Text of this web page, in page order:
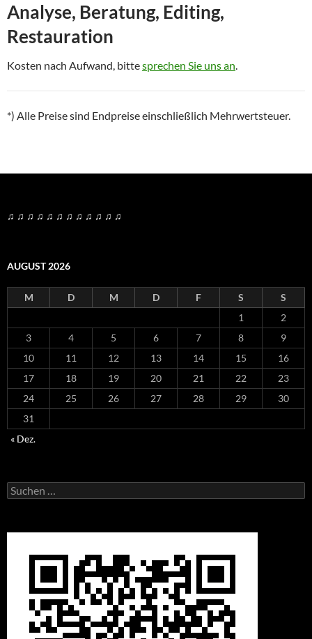
Analyse, Beratung, Editing,
Restauration
Kosten nach Aufwand, bittesprechen Sie uns an.
*) Alle Preise sind Endpreise einschließlich Mehrwertsteuer.
♫ ♫ ♫ ♫ ♫ ♫ ♫ ♫ ♫ ♫ ♫ ♫
AUGUST 2026
M D M D F S
S
1
2
3
4 5 6 7 8
9
10
11 12 13 14 15
16
17
18 19 20 21 22
23
24
25 26 27 28 29
30
31
« Dez.
Suchen
nach: